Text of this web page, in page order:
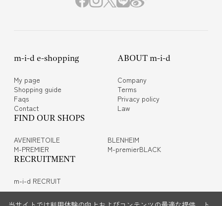
m-i-d e-shopping
My page
Shopping guide
Faqs
Contact
ABOUT m-i-d
Company
Terms
Privacy policy
Law
FIND OUR SHOPS
AVENIRETOILE
BLENHEIM
M-PREMIER
M-premierBLACK
RECRUITMENT
m-i-d RECRUIT